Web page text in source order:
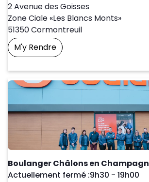
2 Avenue des Goisses
Zone Ciale «Les Blancs Monts»
51350Cormontreuil
M'y RendrePrendre Un Rendez-Vous
Boulanger Châlons en
Actuellement fermé :Day of the Week
9h30 - 19h00